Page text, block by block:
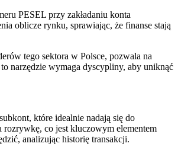
PESEL przy zakładaniu konta
oblicze rynku, sprawiając, że finanse stają
tego sektora w Polsce, pozwala na
narzędzie wymaga dyscypliny, aby uniknąć
które idealnie nadają się do
co jest kluczowym elementem
analizując historię transakcji.